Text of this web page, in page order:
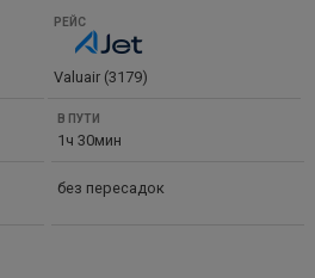
Valuair (3179)
1ч 30мин
без пересадок